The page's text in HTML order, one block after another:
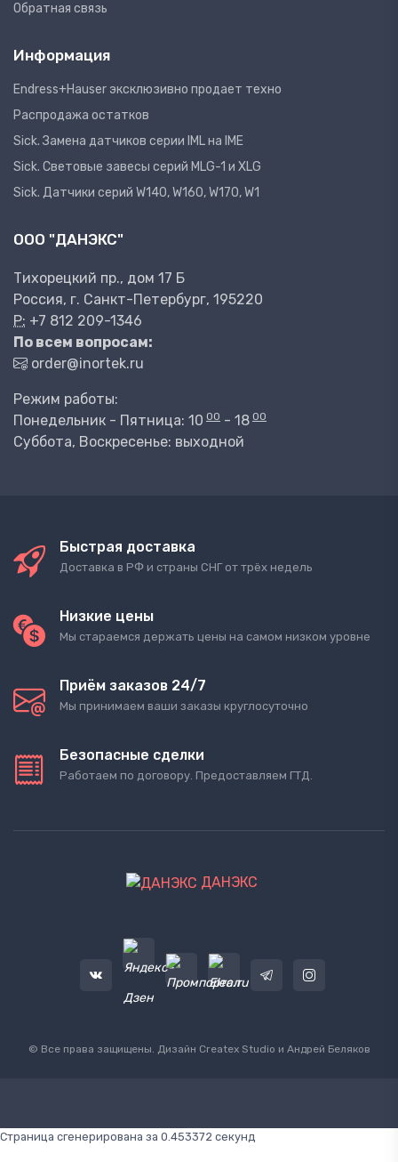
Обратная связь
Информация
Endress+Hauser эксклюзивно продает техно
Распродажа остатков
Sick. Замена датчиков серии IML на IME
Sick. Световые завесы серий MLG-1 и XLG
Sick. Датчики серий W140, W160, W170, W1
ООО "ДАНЭКС"
Тихорецкий пр., дом 17 Б
Россия, г. Санкт-Петербург, 195220
P: +7 812 209-1346
По всем вопросам:
order@inortek.ru
Режим работы:
Понедельник - Пятница: 10 00 - 18 00
Суббота, Воскресенье: выходной
Быстрая доставка
Доставка в РФ и страны СНГ от трёх недель
Низкие цены
Мы стараемся держать цены на самом низком уровне
Приём заказов 24/7
Мы принимаем ваши заказы круглосуточно
Безопасные сделки
Работаем по договору. Предоставляем ГТД.
ДАНЭКС
© Все права защищены. Дизайн Createx Studio и Андрей Беляков
Страница сгенерирована за 0.453372 секунд